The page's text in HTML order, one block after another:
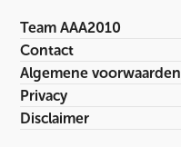
Team AAA2010
Contact
Algemene voorwaarden
Privacy
Disclaimer